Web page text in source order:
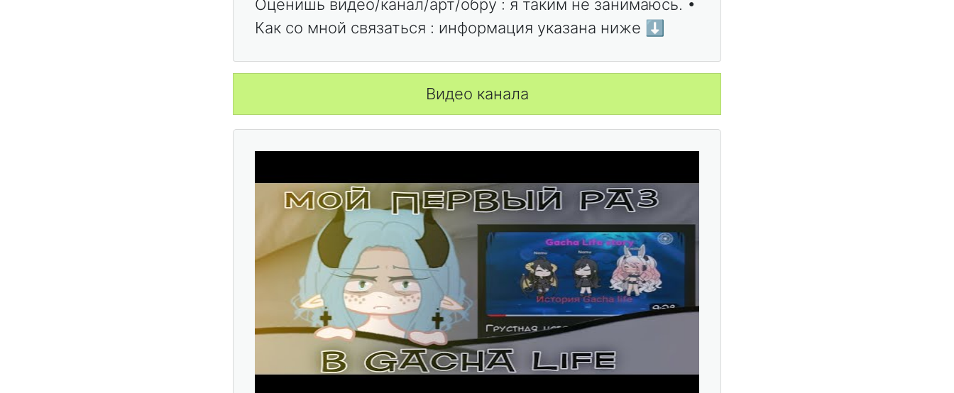
Оценишь видео/канал/арт/обру : я таким не занимаюсь. •
Как со мной связаться : информация указана ниже ⬇️
Видео канала